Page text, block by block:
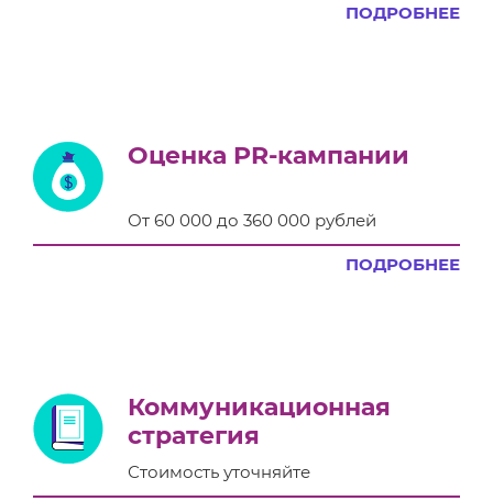
ПОДРОБНЕЕ
Оценка PR-кампании
От 60 000 до 360 000 рублей
ПОДРОБНЕЕ
Коммуникационная
стратегия
Стоимость уточняйте